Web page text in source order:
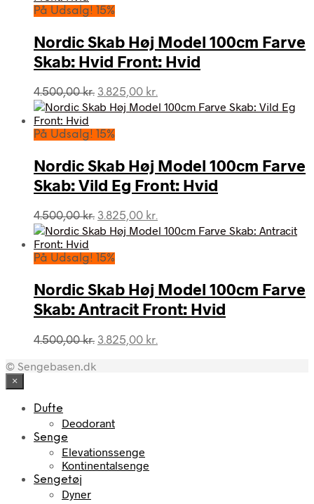
var:
På Udsalg! 15%
Nordic Skab Høj Model 100cm Farve
Skab: Hvid Front: Hvid
4.500,00kr. Den
oprindelige
var:
3.825,00 kr.
aktuelle
På Udsalg! 15%
Nordic Skab Høj Model 100cm Farve
Skab: Vild Eg Front: Hvid
4.500,00kr. Den
oprindelige
var:
3.825,00 kr.
aktuelle
På Udsalg! 15%
Nordic Skab Høj Model 100cm Farve
Skab: Antracit Front: Hvid
4.500,00kr. Den
3.825,00 kr.
© Sengebasen.dk
×
Dufte
Deodorant
Senge
Elevationssenge
Kontinentalsenge
Sengetøj
Dyner